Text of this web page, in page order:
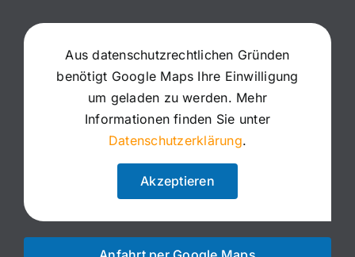
Aus datenschutzrechtlichen Gründen
benötigt Google Maps Ihre Einwilligung
um geladen zu werden. Mehr
Informationen finden Sie unter
Datenschutzerklärung.
Akzeptieren